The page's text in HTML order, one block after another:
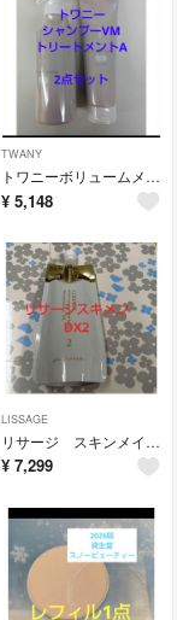
TWANY
トワニーボリュームメイクシャンプー＆トワニーキューティクルリペアトリートメントＡ
¥ 5,148
LISSAGE
リサージ スキンメインテナイザーDX2 レフィル薬用シワ改善化粧液
¥ 7,299